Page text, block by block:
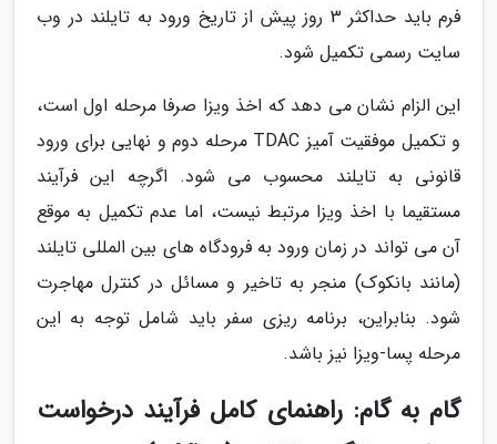
فرم باید حداکثر 3 روز پیش از تاریخ ورود به تایلند در وب
سایت رسمی تکمیل شود.
این الزام نشان می دهد که اخذ ویزا صرفا مرحله اول است،
و تکمیل موفقیت آمیز TDAC مرحله دوم و نهایی برای ورود
قانونی به تایلند محسوب می شود. اگرچه این فرآیند
مستقیما با اخذ ویزا مرتبط نیست، اما عدم تکمیل به موقع
آن می تواند در زمان ورود به فرودگاه های بین المللی تایلند
(مانند بانکوک) منجر به تاخیر و مسائل در کنترل مهاجرت
شود. بنابراین، برنامه ریزی سفر باید شامل توجه به این
مرحله پسا-ویزا نیز باشد.
گام به گام: راهنمای کامل فرآیند درخواست